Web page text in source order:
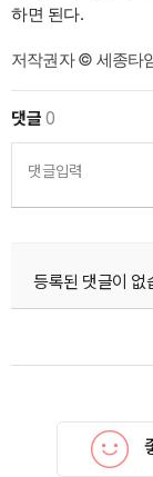
하면 된다.
저작권자 © 세종타
댓글0
댓글입력
등록된 댓글이 없